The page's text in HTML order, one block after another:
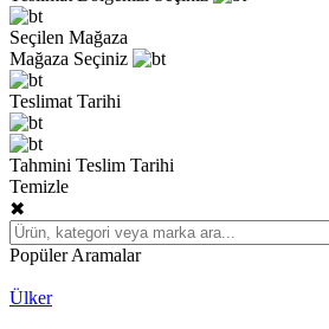
Seçilen Mağaza
Mağaza Seçiniz
Teslimat Tarihi
Tahmini Teslim Tarihi
Temizle
✖
Popüler Aramalar
Ülker